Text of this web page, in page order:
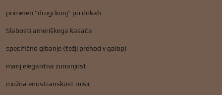
primeren "drugi konj" po dirkah
Slabosti ameriškega kasača
specifično gibanje (težji prehod v galop)
manj elegantna zunanjost
možna enostranskost mišic